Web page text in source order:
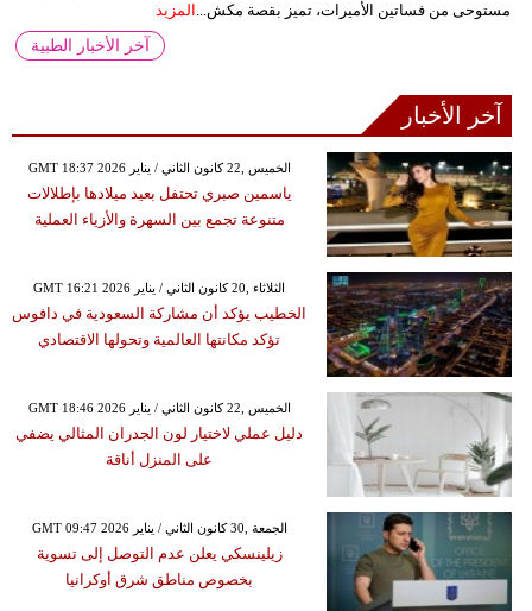
مستوحى من فساتين الأميرات، تميز بقصة مكش... المزيد
آخر الأخبار الطبية
آخر الأخبار
GMT 18:37 2026 الخميس ,22 كانون الثاني / يناير
ياسمين صبري تحتفل بعيد ميلادها بإطلالات
متنوعة تجمع بين السهرة والأزياء العملية
GMT 16:21 2026 الثلاثاء ,20 كانون الثاني / يناير
الخطيب يؤكد أن مشاركة السعودية في دافوس
تؤكد مكانتها العالمية وتحولها الاقتصادي
GMT 18:46 2026 الخميس ,22 كانون الثاني / يناير
دليل عملي لاختيار لون الجدران المثالي يضفي
على المنزل أناقة
GMT 09:47 2026 الجمعة ,30 كانون الثاني / يناير
زيلينسكي يعلن عدم التوصل إلى تسوية
بخصوص مناطق شرق أوكرانيا